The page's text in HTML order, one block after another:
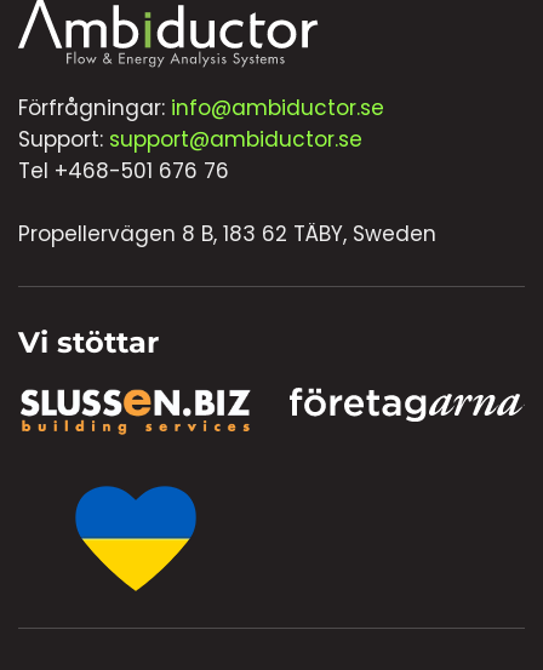
Förfrågningar: info@ambiductor.se
Support: support@ambiductor.se
Tel +468-501 676 76
Propellervägen 8 B, 183 62 TÄBY, Sweden
Vi stöttar